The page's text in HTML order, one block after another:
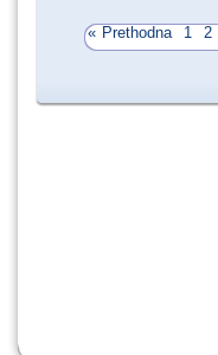
« Prethodna 1 2